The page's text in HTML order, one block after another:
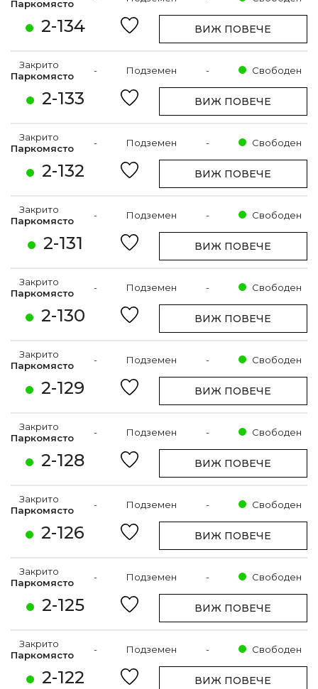
2-134
Паркомясто
ВИЖ ПОВЕЧЕ
2-133
Закрито
Паркомясто
- Подземен - Свободен
ВИЖ ПОВЕЧЕ
2-132
Закрито
Паркомясто
- Подземен - Свободен
ВИЖ ПОВЕЧЕ
2-131
Закрито
Паркомясто
- Подземен - Свободен
ВИЖ ПОВЕЧЕ
2-130
Закрито
Паркомясто
- Подземен - Свободен
ВИЖ ПОВЕЧЕ
2-129
Закрито
Паркомясто
- Подземен - Свободен
ВИЖ ПОВЕЧЕ
2-128
Закрито
Паркомясто
- Подземен - Свободен
ВИЖ ПОВЕЧЕ
2-126
Закрито
Паркомясто
- Подземен - Свободен
ВИЖ ПОВЕЧЕ
2-125
Закрито
Паркомясто
- Подземен - Свободен
ВИЖ ПОВЕЧЕ
2-122
Закрито
Паркомясто
- Подземен - Свободен
ВИЖ ПОВЕЧЕ